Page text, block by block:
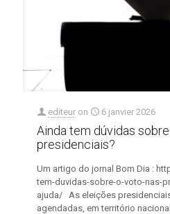
editeur on 6 janvier 2026
Ainda tem dúvidas
presidenciais?
Um artigo do jornal Bom Dia :
tem-duvidas-sobre-o-voto-nas-
ajuda/ As eleições
agendadas, em território